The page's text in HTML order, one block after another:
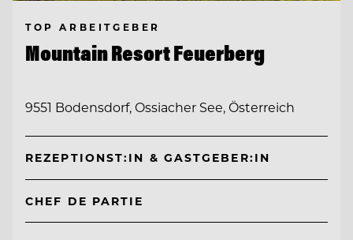
TOP ARBEITGEBER
Mountain Resort Feuerberg
9551 Bodensdorf, Ossiacher See, Österreich
REZEPTIONST:IN & GASTGEBER:IN
CHEF DE PARTIE